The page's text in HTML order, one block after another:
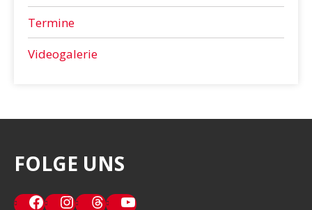
Termine
Videogalerie
FOLGE UNS
Facebook
Instagram
Threads